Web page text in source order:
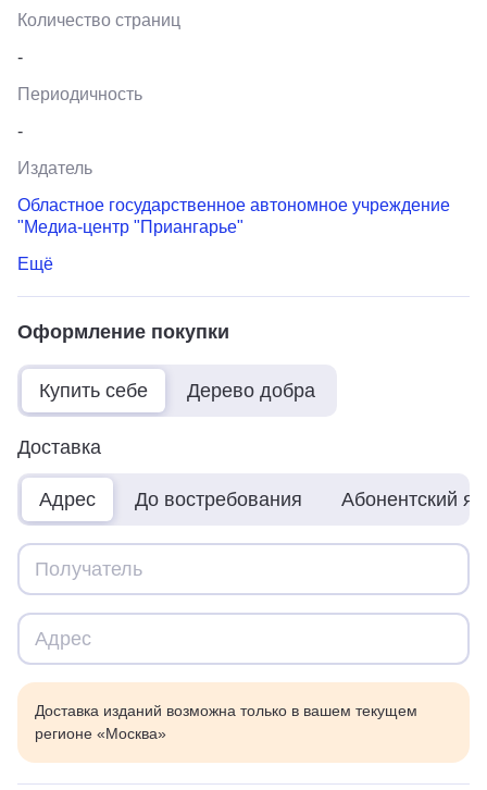
Количество страниц
-
Периодичность
-
Издатель
Областное государственное автономное учреждение
"Медиа-центр "Приангарье"
Ещё
Оформление покупки
Купить себе Дерево добра
Доставка
Адрес До востребования Абонентский
Доставка изданий возможна только в вашем текущем
регионе «Москва»